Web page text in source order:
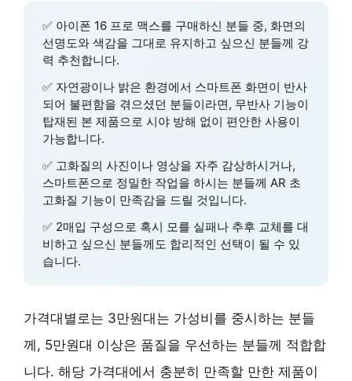
✅ 아이폰 16 프로 맥스를 구매하신 분들 중, 화면의
선명도와 색감을 그대로 유지하고 싶으신 분들께 강
력 추천합니다.
✅ 자연광이나 밝은 환경에서 스마트폰 화면이 반사
되어 불편함을 겪으셨던 분들이라면, 무반사 기능이
탑재된 본 제품으로 시야 방해 없이 편안한 사용이
가능합니다.
✅ 고화질의 사진이나 영상을 자주 감상하시거나,
스마트폰으로 정밀한 작업을 하시는 분들께 AR 초
고화질 기능이 만족감을 드릴 것입니다.
✅ 2매입 구성 으로 혹시 모를 실패나 추후 교체를 대
비하고 싶으신 분들께도 합리적인 선택이 될 수 있
습니다.
가격대별로는 3만원대는 가성비를 중시하는 분들
께, 5만원대 이상은 품질을 우선하는 분들께 적합합
니다. 해당 가격대에서 충분히 만족할 만한 제품이